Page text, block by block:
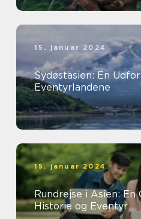
15. januar 2024
Sydøstasien: En
Eventyrlandene
15. januar 2024
Rundrejse i Asien:
Historie og Eventyr